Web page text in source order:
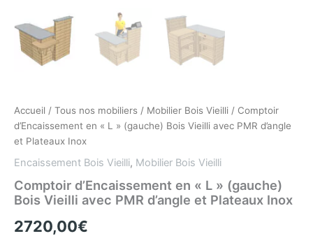
Accueil / Tous nos mobiliers / Mobilier Bois Vieilli / Comptoir
d’Encaissement en « L » (gauche) Bois Vieilli avec PMR d’angle
et Plateaux Inox
Encaissement Bois Vieilli, Mobilier Bois Vieilli
Comptoir d’Encaissement en « L » (gauche)
Bois Vieilli avec PMR d’angle et Plateaux Inox
2720,00€